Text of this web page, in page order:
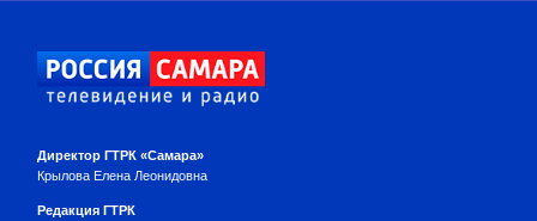
Директор ГТРК «Самара»
Крылова Елена Леонидовна
Редакция ГТРК